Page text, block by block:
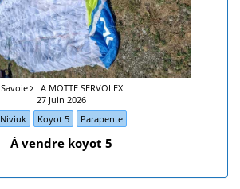
Savoie LA MOTTE SERVOLEX
27 Juin 2026
Niviuk
Koyot 5 Parapente
À vendre koyot 5